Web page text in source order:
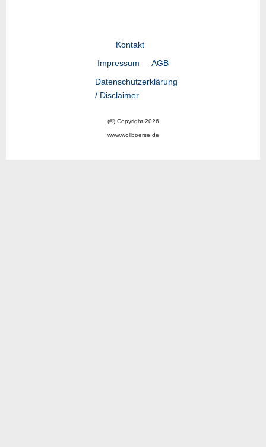
Kontakt
Impressum
AGB
Datenschutzerklärung
/ Disclaimer
(©) Copyright 2026
www.wollboerse.de